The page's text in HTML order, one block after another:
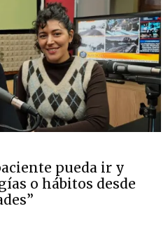
pueda ir y
o hábitos desde